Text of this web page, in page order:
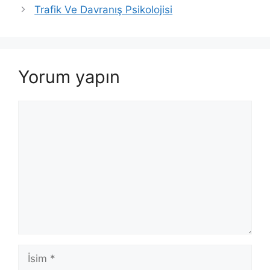
Trafik Ve Davranış Psikolojisi
Yorum yapın